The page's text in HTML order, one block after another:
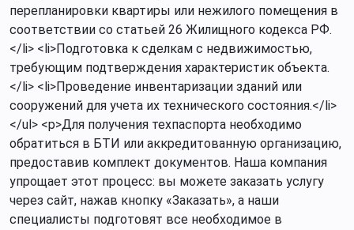
перепланировки квартиры или нежилого помещения в
соответствии со статьей 26 Жилищного кодекса РФ.
</li> <li>Подготовка к сделкам с недвижимостью,
требующим подтверждения характеристик объекта.
</li> <li>Проведение инвентаризации зданий или
сооружений для учета их технического состояния.</li>
</ul> <p>Для получения техпаспорта необходимо
обратиться в БТИ или аккредитованную организацию,
предоставив комплект документов. Наша компания
упрощает этот процесс: вы можете заказать услугу
через сайт, нажав кнопку «Заказать», а наши
специалисты подготовят все необходимое в